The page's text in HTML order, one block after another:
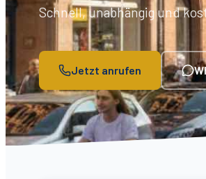
Schnell, unabhängig und
Jetzt anrufen